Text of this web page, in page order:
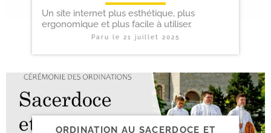
Un site internet plus esthétique, plus
ergonomique et plus facile à utiliser.
Paru le 21 juillet 2025
ORDINATION AU SACERDOCE ET